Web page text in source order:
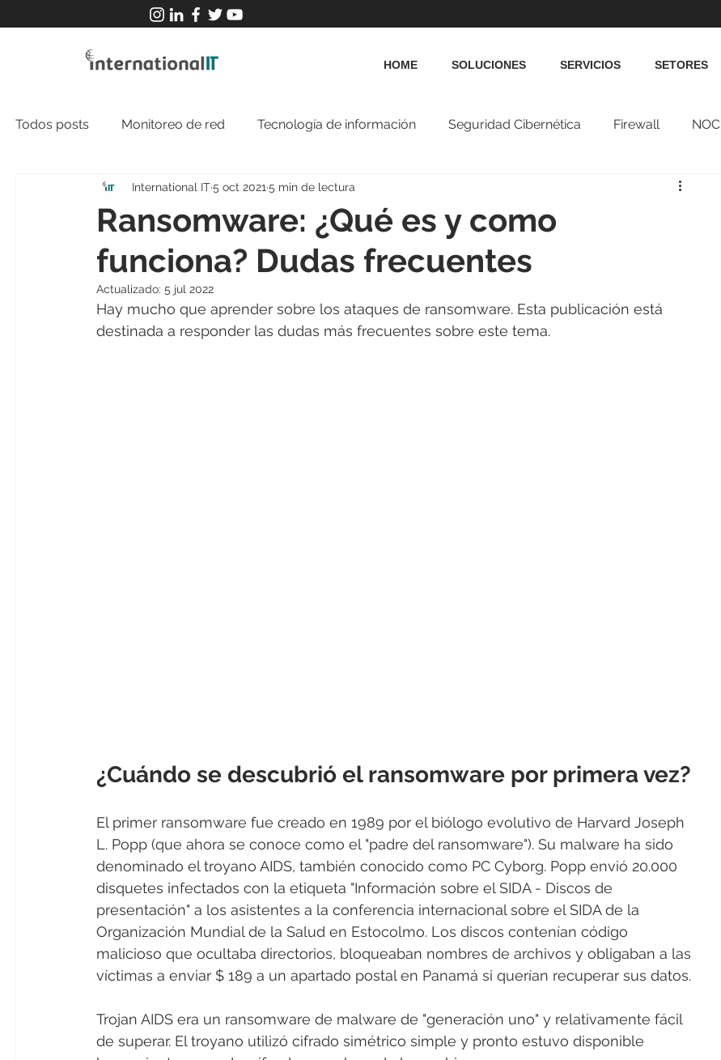
HOME SOLUCIONES SERVICIOS SETORES
Todos posts Monitoreo de red Tecnología de información Seguridad Cibernética Firewall NOC
Ransomware: ¿Qué es y como
funciona? Dudas frecuentes
International IT5 oct 2021 5 min de lectura
Actualizado: 5 jul 2022
Hay mucho que aprender sobre los ataques de ransomware. Esta publicación está
destinada a responder las dudas más frecuentes sobre este tema.
¿Cuándo se descubrió el ransomware por primera vez?
El primer ransomware fue creado en 1989 por el biólogo evolutivo de Harvard Joseph
L. Popp (que ahora se conoce como el "padre del ransomware"). Su malware ha sido
denominado el troyano AIDS, también conocido como PC Cyborg. Popp envió 20.000
disquetes infectados con la etiqueta "Información sobre el SIDA - Discos de
presentación" a los asistentes a la conferencia internacional sobre el SIDA de la
Organización Mundial de la Salud en Estocolmo. Los discos contenían código
malicioso que ocultaba directorios, bloqueaban nombres de archivos y obligaban a las
víctimas a enviar $ 189 a un apartado postal en Panamá si querían recuperar sus datos.
Trojan AIDS era un ransomware de malware de "generación uno" y relativamente fácil
de superar. El troyano utilizó cifrado simétrico simple y pronto estuvo disponible